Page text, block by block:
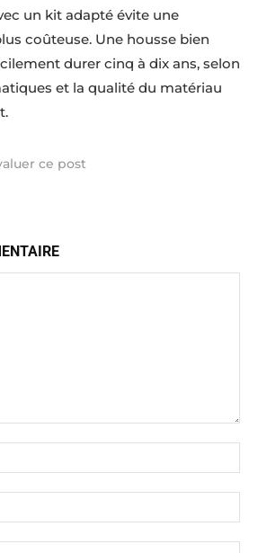
un kit adapté évite une
coûteuse. Une housse bien
durer cinq à dix ans, selon
et la qualité du matériau
ce post
:*
:*